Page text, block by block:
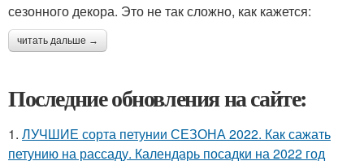
сезонного декора. Это не так сложно, как кажется:
читать дальше →
Последние обновления на сайте:
1. ЛУЧШИЕ сорта петунии СЕЗОНА 2022. Как сажать
петунию на рассаду. Календарь посадки на 2022 год